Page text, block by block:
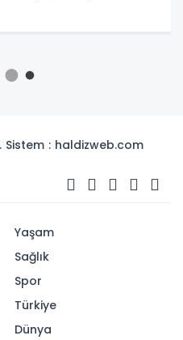
Sistem : haldizweb.com
Yaşam
Sağlık
Spor
Türkiye
Dünya